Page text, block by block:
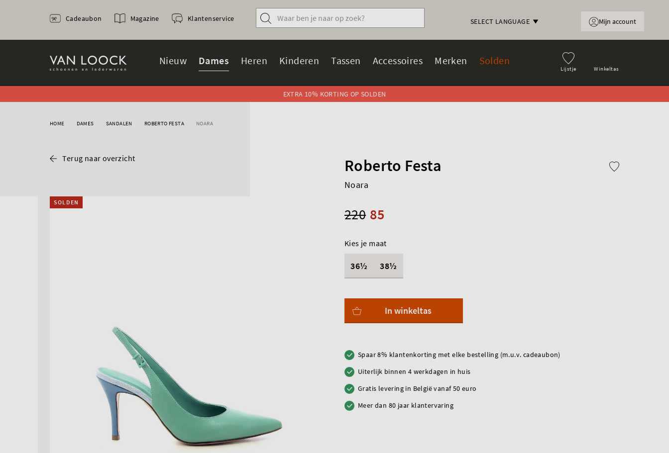
SELECT LANGUAGE
Lijstje Winkeltas
Nieuw Dames Heren Kinderen Tassen Accessoires Merken Solden
Cadeaubon Magazine Klantenservice Mijn account
EXTRA 10% KORTING OP SOLDEN
HOME DAMES SANDALEN ROBERTO FESTA NOARA
Terug naar overzicht
SOLDEN
Roberto Festa
Noara
85
220
Kies je maat
36½ 38½
In winkeltas
Spaar 8% klantenkorting met elke bestelling (m.u.v. cadeaubon)
Uiterlijk binnen 4 werkdagen in huis
Gratis levering in België vanaf 50 euro
Meer dan 80 jaar klantervaring